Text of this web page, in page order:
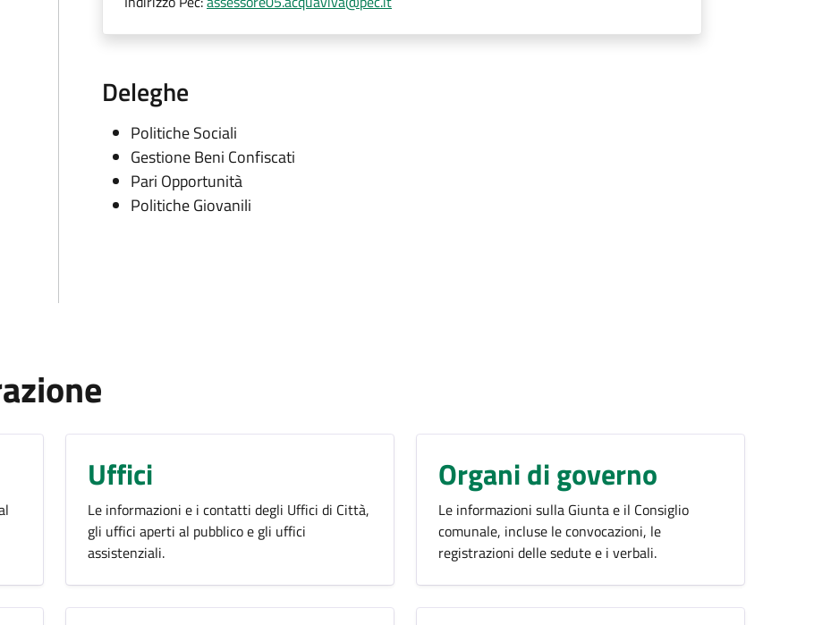
Deleghe
Politiche Sociali
Gestione Beni Confiscati
Pari Opportunità
Politiche Giovanili
Uffici
Le informazioni e i contatti degli Uffici di Città,
gli uffici aperti al pubblico e gli uffici
assistenziali.
Organi di governo
Le informazioni sulla Giunta e il Consiglio
comunale, incluse le convocazioni, le
registrazioni delle sedute e i verbali.